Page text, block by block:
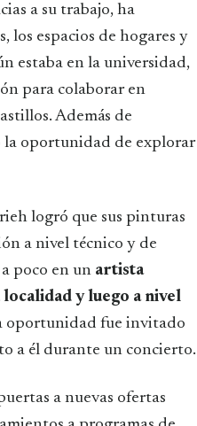
a su trabajo, ha
los espacios de hogares y
estaba en la universidad,
para colaborar en
Además de
la oportunidad de explorar
logró que sus pinturas
a nivel técnico y de
poco en un artista
y luego a nivel
oportunidad fue invitado
a él durante un concierto.
a nuevas ofertas